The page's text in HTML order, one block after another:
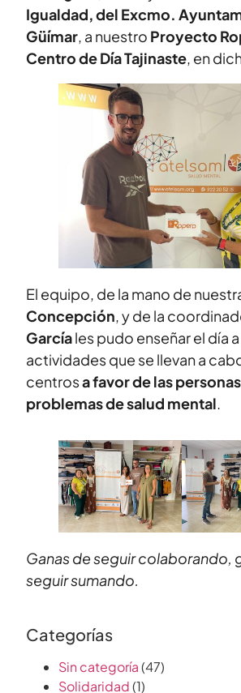
Igualdad, del Excmo.
Güímar, a nuestro Proyecto
Centro de Día Tajinaste, en
El equipo, de la mano de
Concepción, y de la
Garcíales pudo enseñar el día
actividades que se llevan a
centrosa favor de las
problemas de salud mental.
Ganas de seguir colaborando,
seguir sumando.
Categorías
Sin categoría(47)
Solidaridad(1)